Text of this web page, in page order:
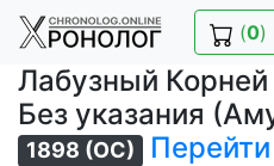
(0)
Лабузный
Без указания
1898 (ОС)